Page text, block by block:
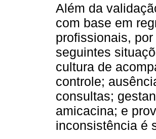
Além da
com base em
profissionais,
seguintes
cultura de
controle;
consultas;
amicacina; e
inconsistência é